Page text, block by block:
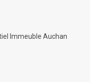
Immeuble Auchan